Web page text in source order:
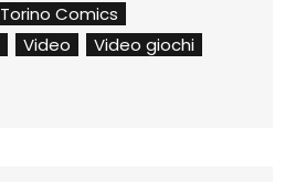
Torino Comics
Video
Video giochi